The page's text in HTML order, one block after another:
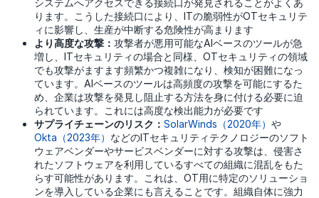
ります。こうした接続口により、ITの脆弱性がOTセキュリテ
ィに影響し、生産が中断する危険性が高まります
より高度な攻撃：攻撃者が悪用可能なAIベースのツールが急
増し、ITセキュリティの場合と同様、OTセキュリティの領域
でも攻撃がますます頻繁かつ複雑になり、検知が困難になっ
ています。AIベースのツールは高頻度の攻撃を可能にするた
め、企業は攻撃を発見し阻止する方法を身に付ける必要に迫
られています。これには高度な検出能力が必要です
サプライチェーンのリスク：SolarWinds（2020年）や
Okta（2023年） などのITセキュリティテクノロジーのソフト
ウェアベンダーやサービスベンダーに対する攻撃は、侵害さ
れたソフトウェアを利用しているすべての組織に混乱をもた
らす可能性があります。これは、OT用に特定のソリューショ
ンを導入している企業にも言えることです。組織自体に強力